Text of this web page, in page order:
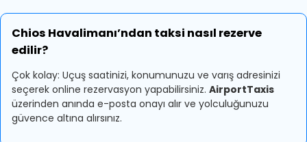
Chios Havalimanı’ndan taksi nasıl rezerve
edilir?
Çok kolay: Uçuş saatinizi, konumunuzu ve varış adresinizi
seçerek online rezervasyon yapabilirsiniz. AirportTaxis
üzerinden anında e-posta onayı alır ve yolculuğunuzu
güvence altına alırsınız.